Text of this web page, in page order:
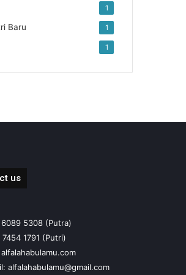
1
Baru 1
1
us
5308 (Putra)
1791 (Putri)
alfalahabulamu@gmail.com